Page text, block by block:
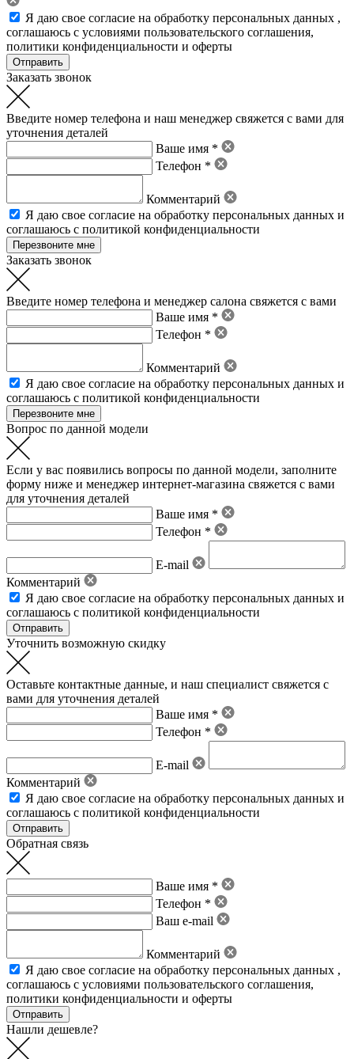
Я даю свое согласие на обработку персональных данных ,
соглашаюсь с условиями пользовательского соглашения,
политики конфиденциальности и оферты
Заказать звонок
Введите номер телефона и наш менеджер свяжется с вами для
уточнения деталей
Ваше имя *
Телефон *
Комментарий
Я даю свое согласие на обработку персональных данных и
соглашаюсь с политикой конфиденциальности
Заказать звонок
Введите номер телефона и менеджер салона свяжется с вами
Ваше имя *
Телефон *
Комментарий
Я даю свое согласие на обработку персональных данных и
соглашаюсь с политикой конфиденциальности
Вопрос по данной модели
Если у вас появились вопросы по данной модели, заполните
форму ниже и менеджер интернет-магазина свяжется с вами
для уточнения деталей
Ваше имя *
Телефон *
E-mail
Комментарий
Я даю свое согласие на обработку персональных данных и
соглашаюсь с политикой конфиденциальности
Уточнить возможную скидку
Оставьте контактные данные, и наш специалист свяжется с
вами для уточнения деталей
Ваше имя *
Телефон *
E-mail
Комментарий
Я даю свое согласие на обработку персональных данных и
соглашаюсь с политикой конфиденциальности
Обратная связь
Ваше имя *
Телефон *
Ваш e-mail
Комментарий
Я даю свое согласие на обработку персональных данных ,
соглашаюсь с условиями пользовательского соглашения,
политики конфиденциальности и оферты
Нашли дешевле?